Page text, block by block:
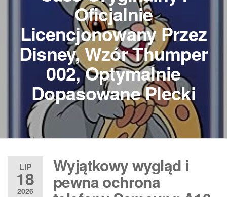
Oficjalnie
Licencjonowany Przez
Disney, Wzór Thumper
002, Optymalnie
Dopasowane Plecki
LIP
18
2026
Wyjątkowy wygląd i
pewna ochrona